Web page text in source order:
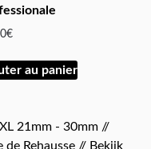
€
au panier